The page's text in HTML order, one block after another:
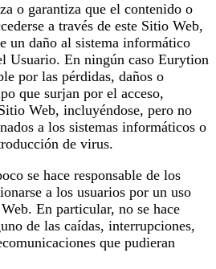
o garantiza que el contenido o
a través de este Sitio Web,
un daño al sistema informático
Usuario. En ningún caso Eurytion
por las pérdidas, daños o
que surjan por el acceso,
Web, incluyéndose, pero no
a los sistemas informáticos o
de virus.
se hace responsable de los
a los usuarios por un uso
En particular, no se hace
de las caídas, interrupciones,
que pudieran